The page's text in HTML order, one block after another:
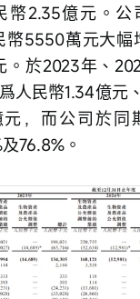
幣2.35億元。公
幣5550萬元大幅
。於2023年、
人民幣1.34億元
元，而公司於同
76.8%。